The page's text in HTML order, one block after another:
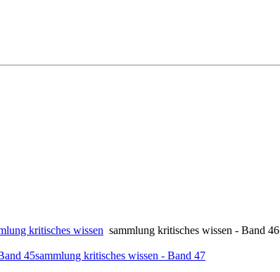
kritisches wissen sammlung kritisches wissen - Band 46
45sammlung kritisches wissen - Band 47